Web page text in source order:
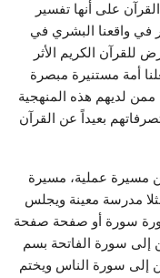
على أنها تفسير
في واقعنا البشري في
للقرآن الكريم الأثر
أمة مستنيرة مبصرة
ممن لديهم هذه المنهجية
بعيداً عن القرآن
مسيرة عملية، مسيرة
مدرسة معينة ويجلس
سورة سورة أو صفحة صفحة
إلى سورة الفاتحة بسم
إلى سورة الناس ويختم